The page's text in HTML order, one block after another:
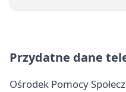
Przydatne dane
Ośrodek Pomocy